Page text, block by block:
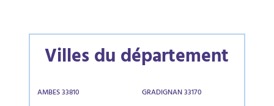
Villes du département
AMBES 33810
GRADIGNAN 33170